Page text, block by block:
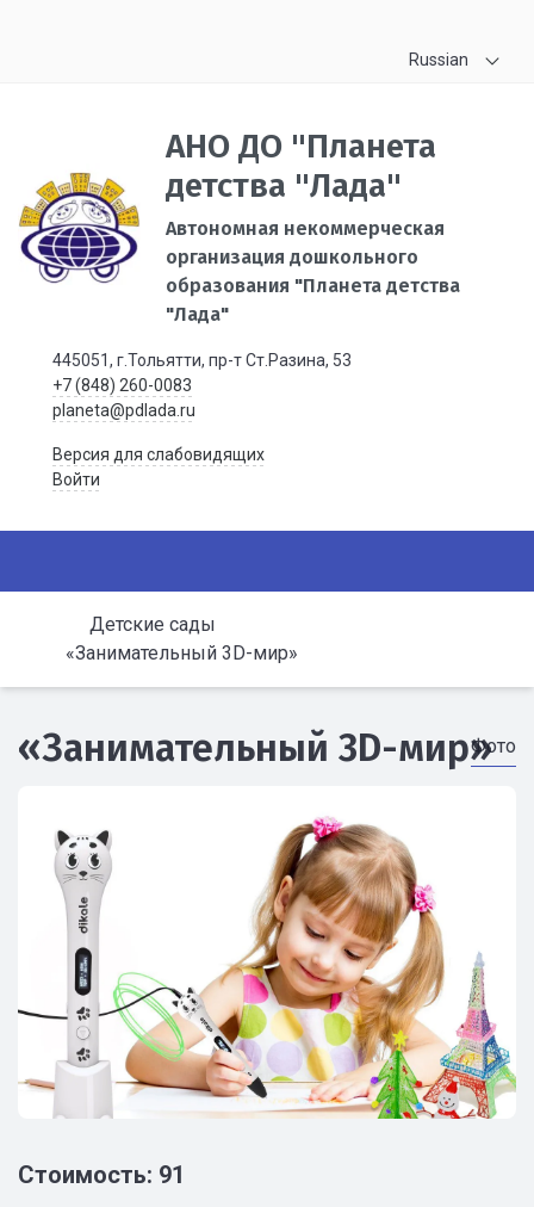
Russian
АНО ДО "Планета
детства "Лада"
Автономная некоммерческая
организация дошкольного
образования "Планета детства
"Лада"
445051, г.Тольятти, пр-т Ст.Разина, 53
+7 (848) 260-0083
planeta@pdlada.ru
Версия для слабовидящих
Войти
Детские сады
«Занимательный 3D-мир»
«Занимательный 3D-мир»Фото
Стоимость: 91